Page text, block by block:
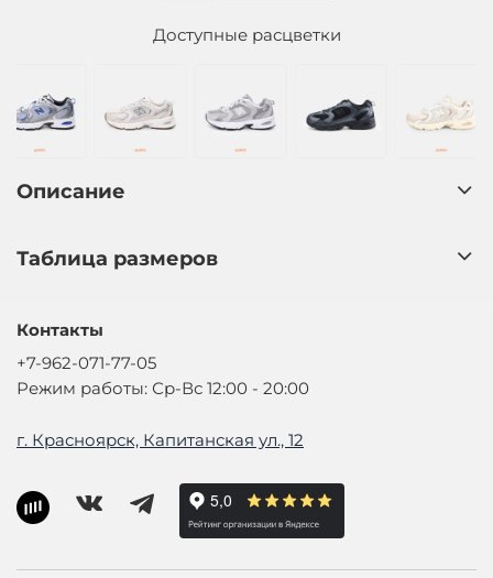
Доступные расцветки
Описание
Таблица размеров
Контакты
+7-962-071-77-05
Режим работы: Ср-Вс 12:00 - 20:00
г. Красноярск, Капитанская ул., 12